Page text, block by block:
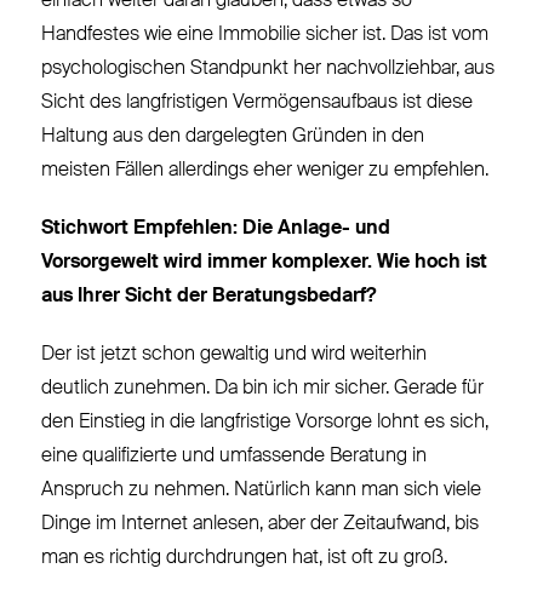
Handfestes wie eine Immobilie sicher ist. Das ist vom
psychologischen Standpunkt her nachvollziehbar, aus
Sicht des langfristigen Vermögensaufbaus ist diese
Haltung aus den dargelegten Gründen in den
meisten Fällen allerdings eher weniger zu empfehlen.
Stichwort Empfehlen: Die Anlage- und
Vorsorgewelt wird immer komplexer. Wie hoch ist
aus Ihrer Sicht der Beratungsbedarf?
Der ist jetzt schon gewaltig und wird weiterhin
deutlich zunehmen. Da bin ich mir sicher. Gerade für
den Einstieg in die langfristige Vorsorge lohnt es sich,
eine qualifizierte und umfassende Beratung in
Anspruch zu nehmen. Natürlich kann man sich viele
Dinge im Internet anlesen, aber der Zeitaufwand, bis
man es richtig durchdrungen hat, ist oft zu groß.